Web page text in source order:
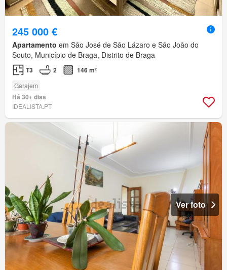
245 000 €
Apartamento em São José de São Lázaro e São João do
Souto, Município de Braga, Distrito de Braga
T3 2 146 m²
Garajem
Há 30+ dias
IDEALISTA.PT
Ver foto